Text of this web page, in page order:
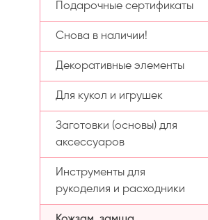
Подарочные сертификаты
Снова в наличии!
Декоративные элементы
Вязаные цветочки
Бусины
Бисер Preciosa (Чехия)
Бисер Preciosa (Чехия)
глянцевый
Кабошоны
Кабошоны-вырубка
Пайетки
Для кукол и игрушек
Аксессуары для кукол
Ткани для тела
Трессы (волосы) для кукол
Заготовки (основы) для
аксессуаров
Заколки
Заколки в ленте
Ободки
Инструменты для
рукоделия и расходники